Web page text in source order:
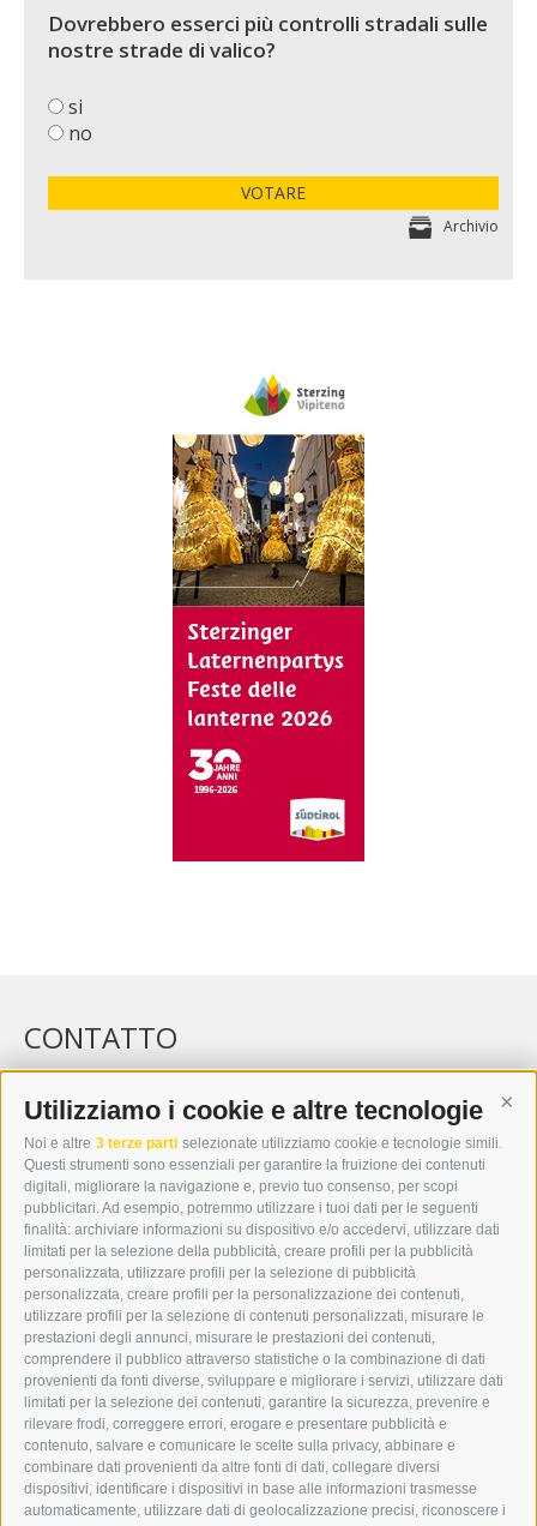
Utilizziamo i cookie e altre tecnologie
Noi e altre 3 terze parti selezionate utilizziamo cookie e tecnologie simili.
Questi strumenti sono essenziali per garantire la fruizione dei contenuti
digitali, migliorare la navigazione e, previo tuo consenso, per scopi
pubblicitari. Ad esempio, potremmo utilizzare i tuoi dati per le seguenti
finalità: archiviare informazioni su dispositivo e/o accedervi, utilizzare dati
limitati per la selezione della pubblicità, creare profili per la pubblicità
personalizzata, utilizzare profili per la selezione di pubblicità
personalizzata, creare profili per la personalizzazione dei contenuti,
utilizzare profili per la selezione di contenuti personalizzati, misurare le
prestazioni degli annunci, misurare le prestazioni dei contenuti,
comprendere il pubblico attraverso statistiche o la combinazione di dati
provenienti da fonti diverse, sviluppare e migliorare i servizi, utilizzare dati
limitati per la selezione dei contenuti, garantire la sicurezza, prevenire e
rilevare frodi, correggere errori, erogare e presentare pubblicità e
contenuto, salvare e comunicare le scelte sulla privacy, abbinare e
combinare dati provenienti da altre fonti di dati, collegare diversi
dispositivi, identificare i dispositivi in base alle informazioni trasmesse
automaticamente, utilizzare dati di geolocalizzazione precisi, riconoscere i
Dovrebbero esserci più controlli stradali sulle
nostre strade di valico?
si
no
VOTARE
Archivio
CONTATTO
WIPP-MEDIA GMBH
DER ERKER
I-39049 VIPITENO
TEL.: +39 0472 766876
GRAFIK@DERERKER.IT
INFO@DERERKER.IT
BARBARA.FONTANA@DERERKER.IT
ERKER
PUBBLICITÀ NELL’ERKER
PUBBLICITÀ ONLINE
ADDEBITO DIRETTO SEPA
REGOLAMENTO COMMENTI
ONLINE VOTING